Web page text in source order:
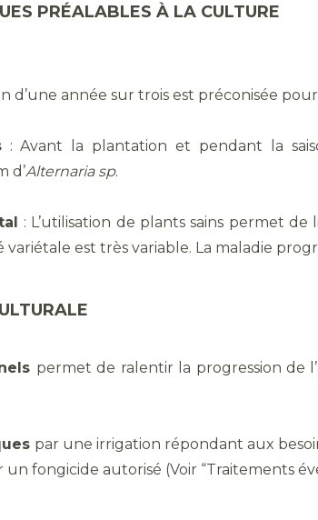
PRÉALABLES À LA CULTURE
d’une année sur trois est préconisée
: Avant la plantation et pendant la
d’Alternaria sp.
: L’utilisation de plants sains permet
variétale est très variable. La maladie
permet de ralentir la progression de
par une irrigation répondant aux
fongicide autorisé (Voir “Traitements